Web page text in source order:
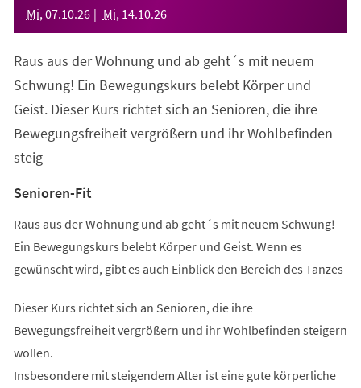
Mi, 07.10.26 Mi, 14.10.26
Raus aus der Wohnung und ab geht´s mit neuem
Schwung! Ein Bewegungskurs belebt Körper und
Geist. Dieser Kurs richtet sich an Senioren, die ihre
Bewegungsfreiheit vergrößern und ihr Wohlbefinden
steig
Senioren-Fit
Raus aus der Wohnung und ab geht´s mit neuem Schwung!
Ein Bewegungskurs belebt Körper und Geist. Wenn es
gewünscht wird, gibt es auch Einblick den Bereich des Tanzes
Dieser Kurs richtet sich an Senioren, die ihre
Bewegungsfreiheit vergrößern und ihr Wohlbefinden steigern
wollen.
Insbesondere mit steigendem Alter ist eine gute körperliche